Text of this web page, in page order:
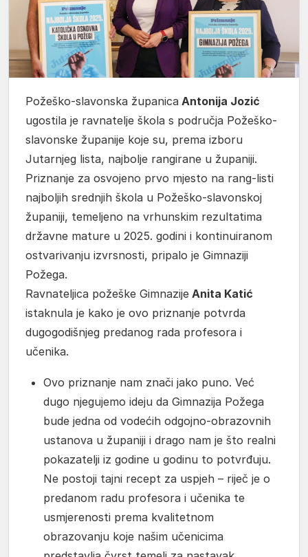
Požeško-slavonska županica Antonija Jozić
ugostila je ravnatelje škola s područja Požeško-
slavonske županije koje su, prema izboru
Jutarnjeg lista, najbolje rangirane u županiji.
Priznanje za osvojeno prvo mjesto na rang-listi
najboljih srednjih škola u Požeško-slavonskoj
županiji, temeljeno na vrhunskim rezultatima
državne mature u 2025. godini i kontinuiranom
ostvarivanju izvrsnosti, pripalo je Gimnaziji
Požega.
Ravnateljica požeške Gimnazije Anita Katić
istaknula je kako je ovo priznanje potvrda
dugogodišnjeg predanog rada profesora i
učenika.
Ovo priznanje nam znači jako puno. Već
dugo njegujemo ideju da Gimnazija Požega
bude jedna od vodećih odgojno-obrazovnih
ustanova u županiji i drago nam je što realni
pokazatelji iz godine u godinu to potvrđuju.
Ne postoji tajni recept za uspjeh – riječ je o
predanom radu profesora i učenika te
usmjerenosti prema kvalitetnom
obrazovanju koje našim učenicima